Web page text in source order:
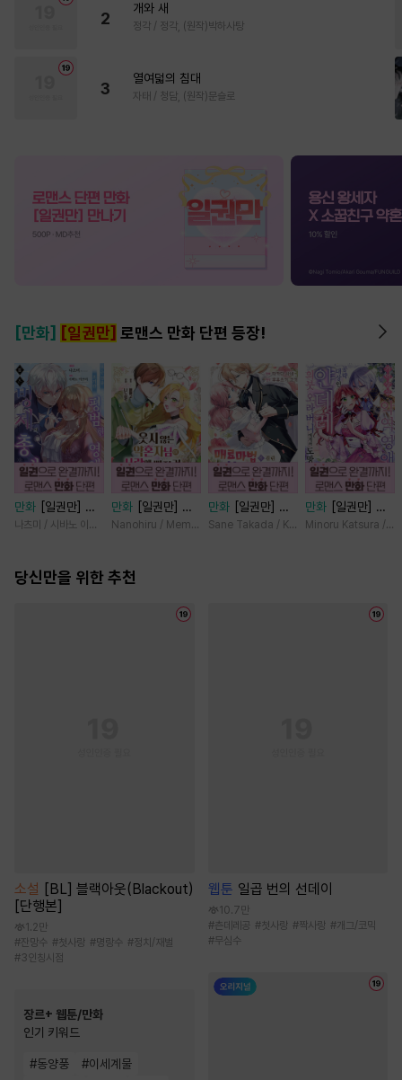
2
개와 새
정각 / 정각, (원작)박하사탕
3
열여덟의 침대
자태 / 청담, (원작)문슬로
[만화] [일권만] 로맨스 만화 단편 등장!
만화
[일권만] 모
든 것을 포기한 평
는다 [단행본]
나츠미 / 시바노 이즈미
만화
[일권만] 웃
지 않는 약혼자님
습니다 [단행본]
Nanohiru / Memeko
만화
[일권만] 매
료 마법에 걸린 척
Sane Takada / Koki Fuyutsuki
만화
[일권만] 기
억상실 악역 영애
Minoru Katsura /
당신만을 위한 추천
소설 [BL] 블랙아웃(Blackout)
[단행본]
1.2만
#잔망수 #첫사랑 #명랑수 #정치/재벌
#3인칭시점
장르+ 웹툰/만화
인기 키워드
#동양풍 #이세계물
웹툰 일곱 번의 선데이
10.7만
#츤데레공 #첫사랑 #짝사랑 #개그/코믹
#무심수